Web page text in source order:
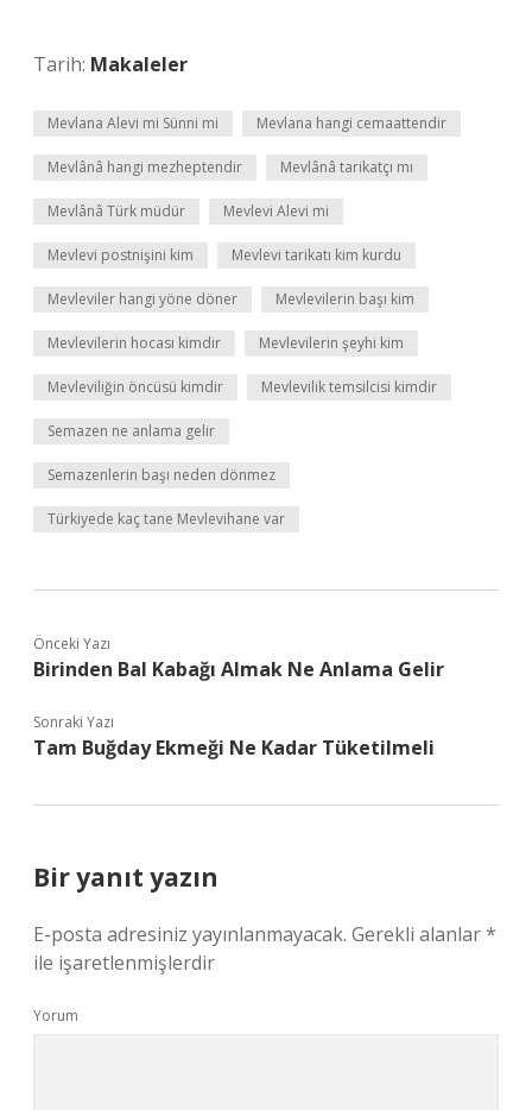
Tarih: Makaleler
Mevlana Alevi mi Sünni mi Mevlana hangi cemaattendir
Mevlânâ hangi mezheptendir Mevlânâ tarikatçı mı
Mevlânâ Türk müdür Mevlevi Alevi mi
Mevlevi postnişini kim Mevlevi tarikatı kim kurdu
Mevleviler hangi yöne döner Mevlevilerin başı kim
Mevlevilerin hocası kimdir Mevlevilerin şeyhi kim
Mevleviliğin öncüsü kimdir Mevlevilik temsilcisi kimdir
Semazen ne anlama gelir
Semazenlerin başı neden dönmez
Türkiyede kaç tane Mevlevihane var
Önceki Yazı
Birinden Bal Kabağı Almak Ne Anlama Gelir
Sonraki Yazı
Tam Buğday Ekmeği Ne Kadar Tüketilmeli
Bir yanıt yazın
E-posta adresiniz yayınlanmayacak. Gerekli alanlar*
ile işaretlenmişlerdir
Yorum